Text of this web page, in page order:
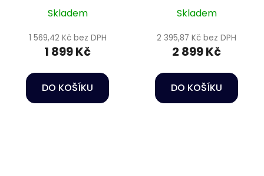
Skladem
1 569,42 Kč bez DPH
1 899 Kč
DO KOŠÍKU
Skladem
2 395,87 Kč bez DPH
2 899 Kč
DO KOŠÍKU